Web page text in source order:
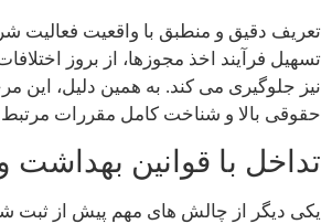
تعریف دقیق و منطبق با واقعیت فعالیت
تسهیل فرآیند اخذ مجوزها، از بروز
نیز جلوگیری می کند. به همین دلیل، این
حقوقی بالا و شناخت کامل مقررات
تداخل با قوانین بهداشت
یکی دیگر از چالش های مهم پیش از ثبت